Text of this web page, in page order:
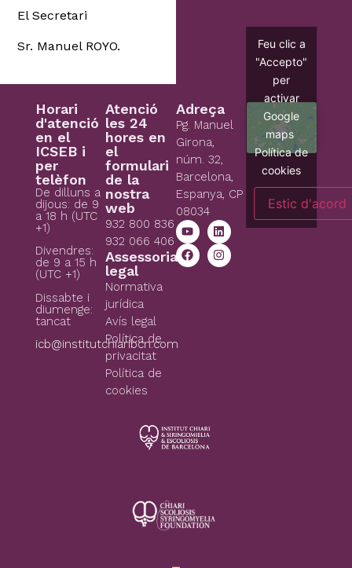
El Secretari
Sr. Manuel ROYO.
Horari
d'atenció
en el
ICSEB i
per
telèfon
De dilluns a
dijous: de 9
a 18 h (UTC
+1)
Divendres:
de 9 a 15 h
(UTC +1)
Dissabte i
diumenge:
tancat
icb@institutchiaribcn.com
Atenció
les 24
hores en
el
formulari
de la
nostra
web
932 800 836
932 066 406
Assessoria
legal
Normativa
jurídica
Avís legal
Política de
privacitat
Política de
cookies
Adreça
Pg. Manuel
Girona,
núm. 32,
Barcelona,
Espanya, CP
08034
Feu clic a
"Accepto"
per
activar
Google
maps
Política de
cookies
Estic d'acord